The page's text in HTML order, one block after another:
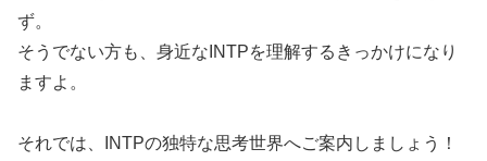
ず。
そうでない方も、身近なINTPを理解するきっかけになり
ますよ。
それでは、INTPの独特な思考世界へご案内しましょう！